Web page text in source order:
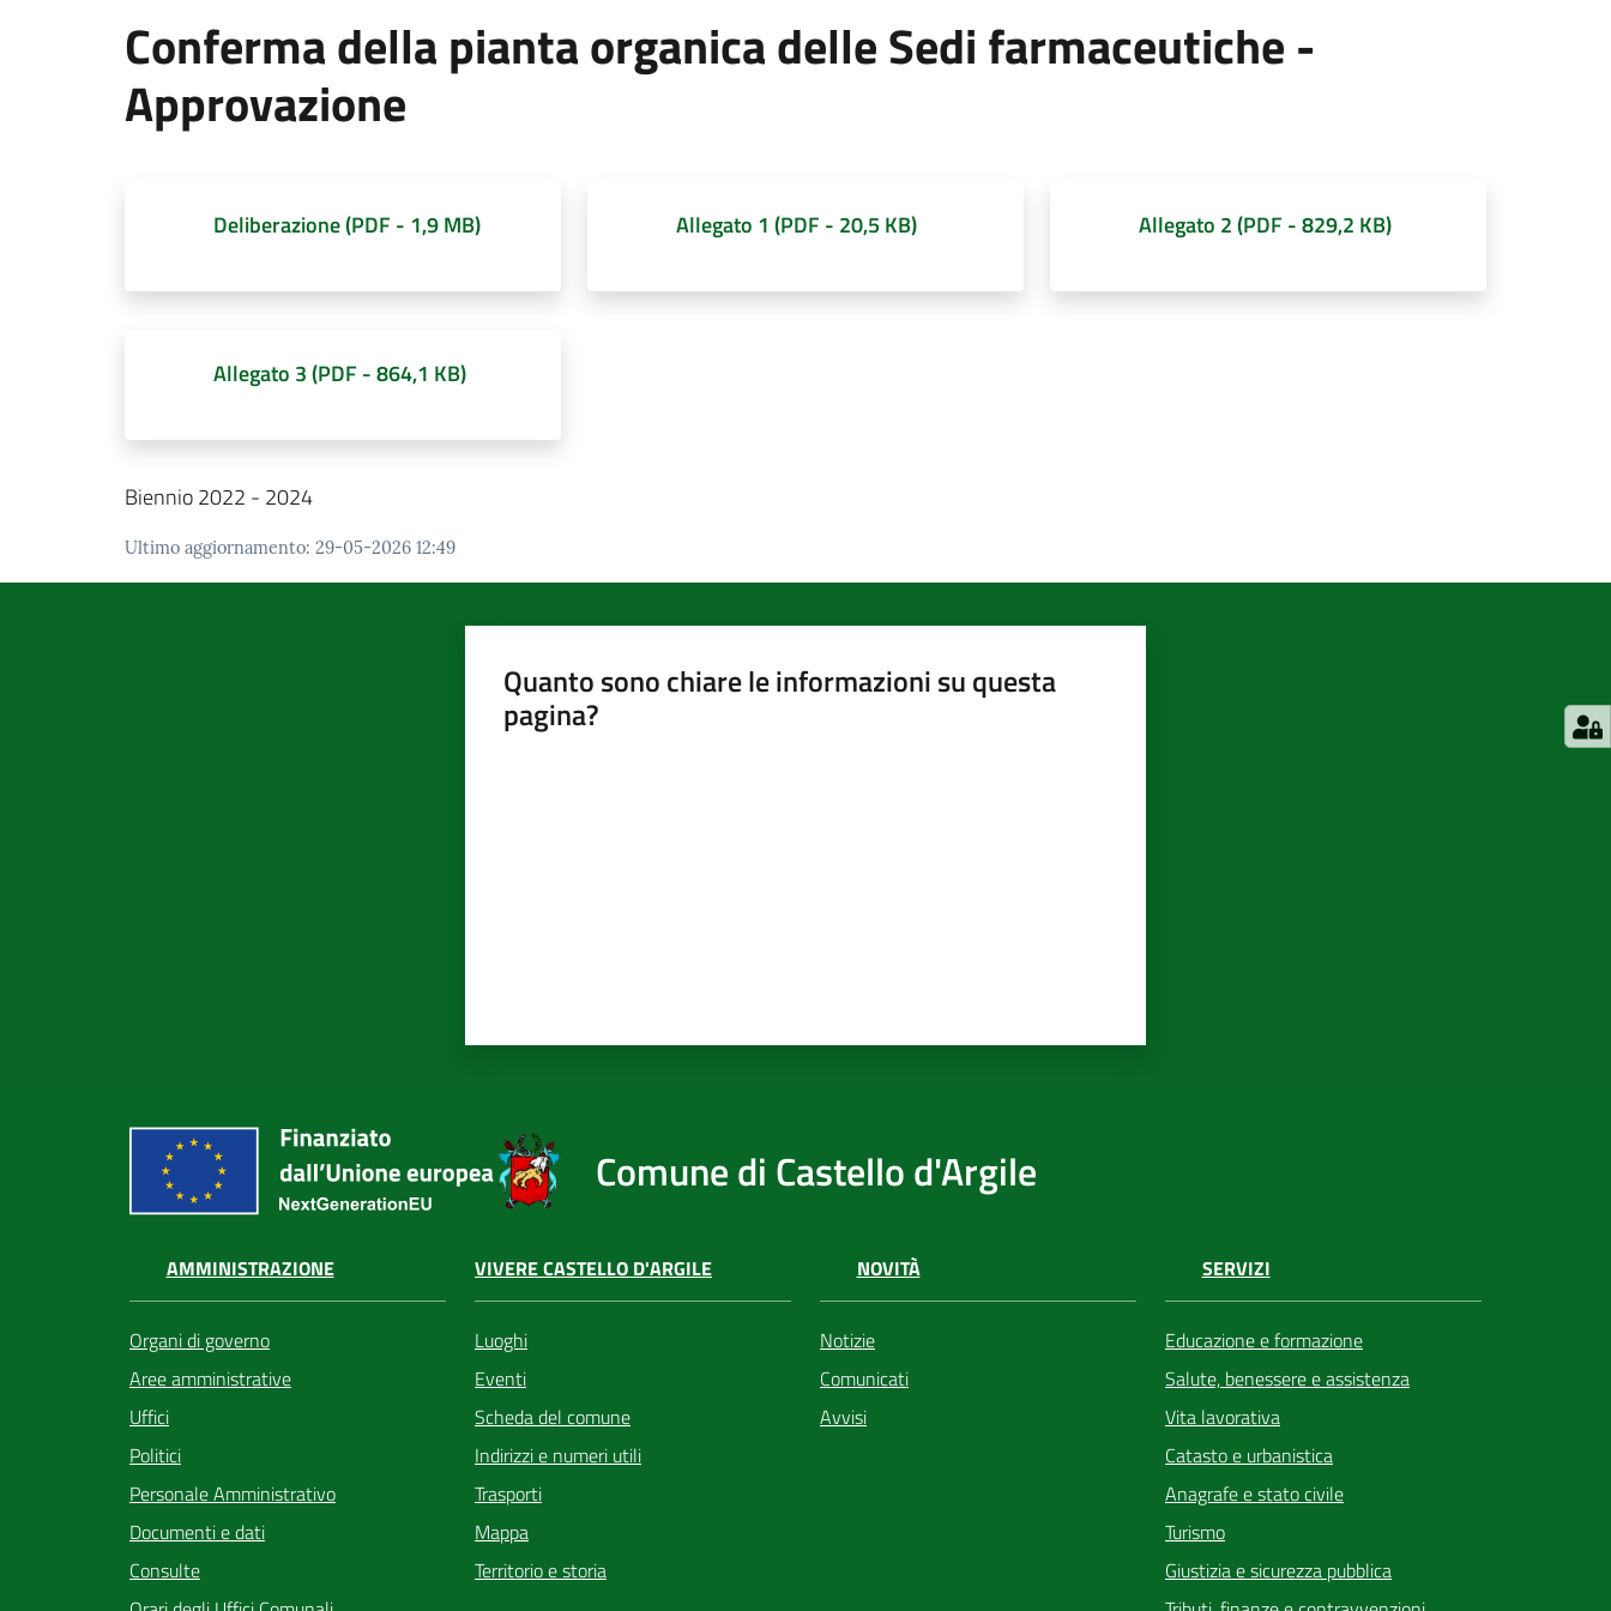
Conferma della pianta organica delle Sedi farmaceutiche -
Approvazione
Deliberazione(PDF - 1,9 MB) Allegato 1 (PDF - 20,5 KB) Allegato 2(PDF - 829,2 KB)
Allegato 3(PDF -864,1 KB)
Biennio 2022 - 2024
Ultimo aggiornamento: 29-05-2026 12:49
Quanto sono chiare le informazioni su questa
pagina?
Comune di Castello d'Argile
AMMINISTRAZIONE
Organi di governo
Aree amministrative
Uffici
Politici
Personale Amministrativo
Documenti e dati
Consulte
VIVERE CASTELLO D'ARGILE
Luoghi
Eventi
Scheda del comune
Indirizzi e numeri utili
Trasporti
Mappa
Territorio e storia
NOVITÀ
Notizie
Comunicati
Avvisi
SERVIZI
Educazione e formazione
Salute, benessere e assistenza
Vita lavorativa
Catasto e urbanistica
Anagrafe e stato civile
Turismo
Giustizia e sicurezza pubblica